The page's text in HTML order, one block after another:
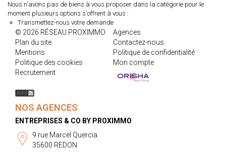
Nous n'avons pas de biens à vous proposer dans la catégorie pour le
moment plusieurs options s'offrent à vous :
Transmettez-nous votre demande
© 2026 RÉSEAU PROXIMMO
Agences
Plan du site
Contactez-nous
Mentions
Politique de confidentialité
Politique des cookies
Mon compte
Recrutement
NOS AGENCES
ENTREPRISES & CO BY PROXIMMO
9 rue Marcel Quercia
35600 REDON